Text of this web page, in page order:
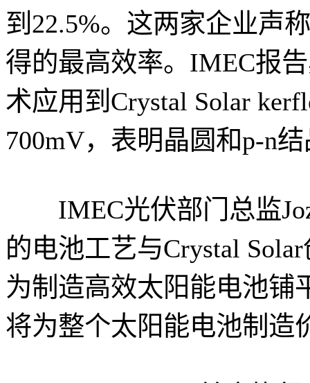
到22.5%。这两家企业声
得的最高效率。IMEC报
术应用到Crystal Solar
700mV，表明晶圆和p-n
IMEC光伏部门总监
的电池工艺与Crystal
为制造高效太阳能电池铺
将为整个太阳能电池制造